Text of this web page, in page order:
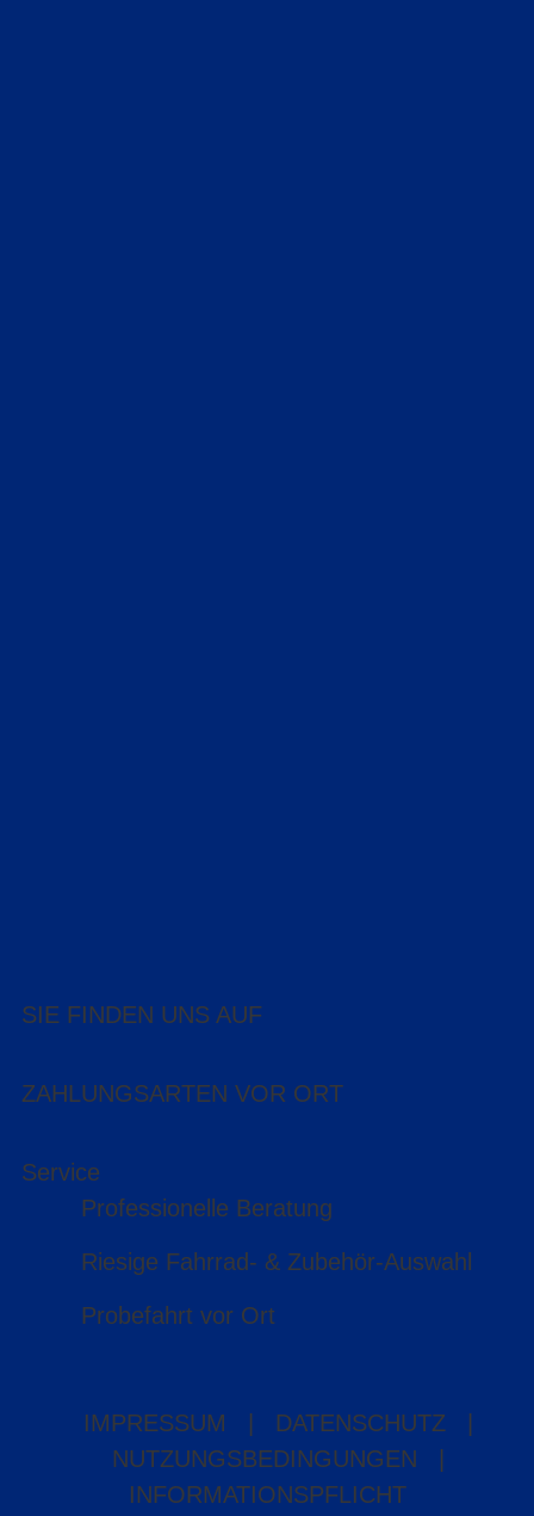
SIE FINDEN UNS AUF
ZAHLUNGSARTEN VOR ORT
Service
Professionelle Beratung
Riesige Fahrrad- & Zubehör-Auswahl
Probefahrt vor Ort
IMPRESSUM DATENSCHUTZ
NUTZUNGSBEDINGUNGEN
INFORMATIONSPFLICHT